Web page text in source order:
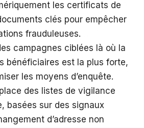
les certificats de
clés pour empêcher
frauduleuses.
campagnes ciblées là où la
bénéficiaires est la plus forte,
les moyens d’enquête.
des listes de vigilance
basées sur des signaux
d’adresse non